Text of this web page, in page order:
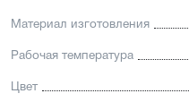
Материал изготовления
Рабочая температура
Цвет